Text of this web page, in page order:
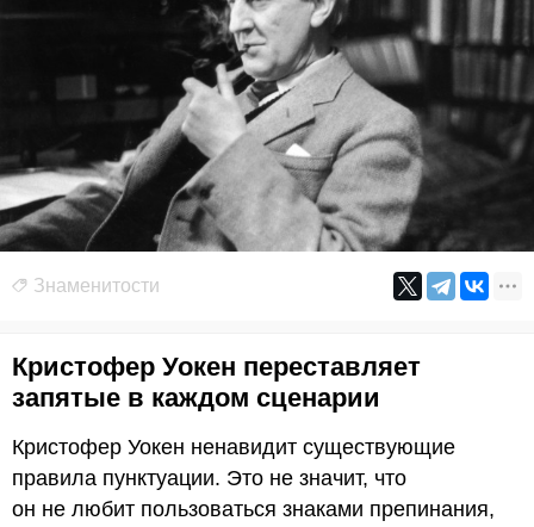
Знаменитости
Кристофер Уокен переставляет
запятые в каждом сценарии
Кристофер Уокен ненавидит существующие
правила пунктуации. Это не значит, что
он не любит пользоваться знаками препинания,